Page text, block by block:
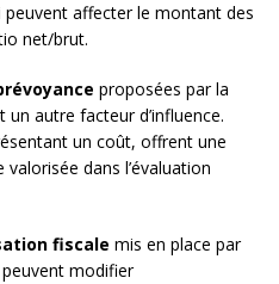
affecter le montant des
net/brut.
proposées par la
autre facteur d’influence.
un coût, offrent une
dans l’évaluation
fiscale mis en place par
modifier